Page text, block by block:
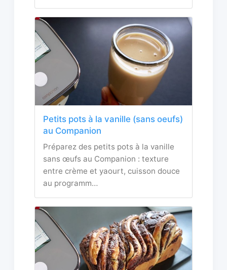
Petits pots à la vanille (sans oeufs)
au Companion
Préparez des petits pots à la vanille
sans œufs au Companion : texture
entre crème et yaourt, cuisson douce
au programm…